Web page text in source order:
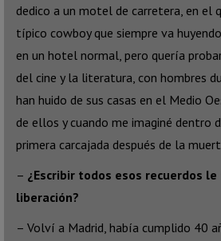
dedico a un motel de carretera, en el
típico cowboy que siempre va
en un hotel normal, pero quería
del cine y la literatura, con hombres
han huido de sus casas en el Medio
de ellos y cuando me imaginé dentro
primera carcajada después de la
– ¿Escribir todos esos recuerdos
liberación?
– Volví a Madrid, había cumplido 40